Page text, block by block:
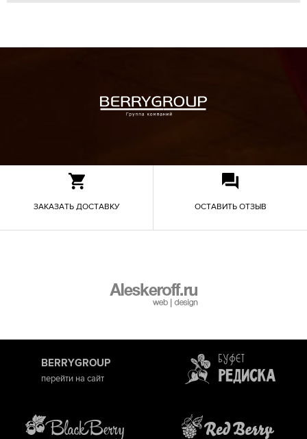
ЗАКАЗАТЬ ДОСТАВКУ ОСТАВИТЬ ОТЗЫВ
BERRYGROUP
перейти на сайт